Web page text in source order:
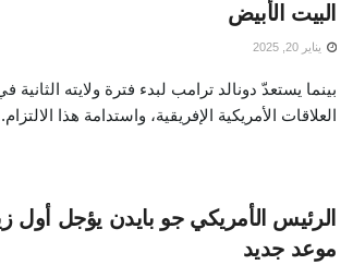
البيت الأبيض
يناير 20, 2025
بينما يستعدّ دونالد ترامب لبدء فترة ولايته
العلاقات الأمريكية الإفريقية، واستدامة هذا الالتزام.
الرئيس الأمريكي جو بايدن يؤجل أول
موعد جديد